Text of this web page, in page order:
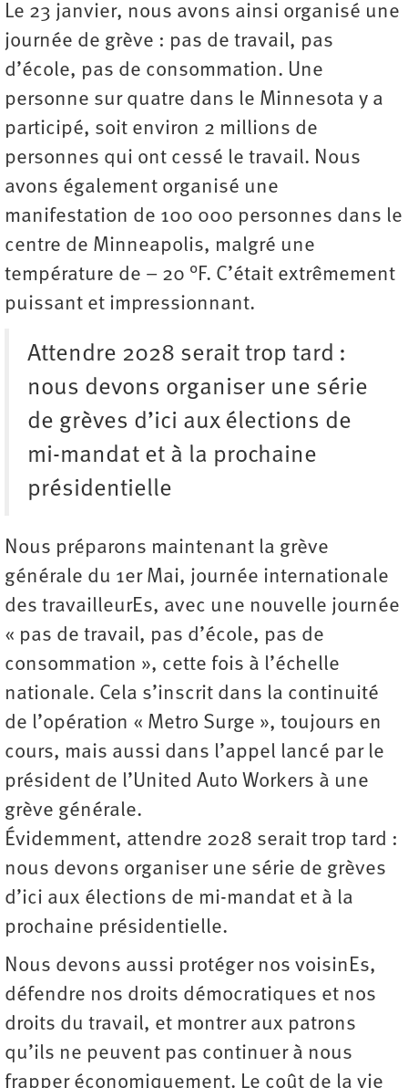
Le 23 janvier, nous avons ainsi organisé une
journée de grève : pas de travail, pas
d’école, pas de consommation. Une
personne sur quatre dans le Minnesota y a
participé, soit environ 2 millions de
personnes qui ont cessé le travail. Nous
avons également organisé une
manifestation de 100 000 personnes dans le
centre de Minneapolis, malgré une
température de – 20 °F. C’était extrêmement
puissant et impressionnant.
Attendre 2028 serait trop tard :
nous devons organiser une série
de grèves d’ici aux élections de
mi-mandat et à la prochaine
présidentielle
Nous préparons maintenant la grève
générale du 1er Mai, journée internationale
des travailleurEs, avec une nouvelle journée
« pas de travail, pas d’école, pas de
consommation », cette fois à l’échelle
nationale. Cela s’inscrit dans la continuité
de l’opération « Metro Surge », toujours en
cours, mais aussi dans l’appel lancé par le
président de l’United Auto Workers à une
grève générale.
Évidemment, attendre 2028 serait trop tard :
nous devons organiser une série de grèves
d’ici aux élections de mi-mandat et à la
prochaine présidentielle.
Nous devons aussi protéger nos voisinEs,
défendre nos droits démocratiques et nos
droits du travail, et montrer aux patrons
qu’ils ne peuvent pas continuer à nous
frapper économiquement. Le coût de la vie